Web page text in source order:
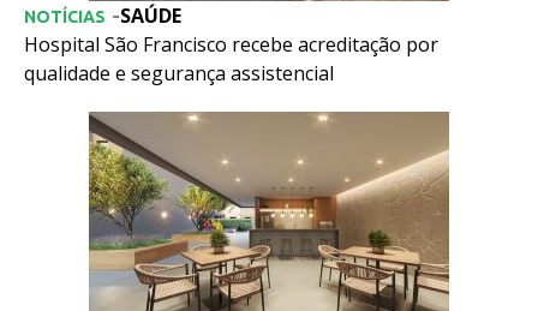
SAÚDE
NOTÍCIAS -
Hospital São Francisco recebe acreditação por
qualidade e segurança assistencial